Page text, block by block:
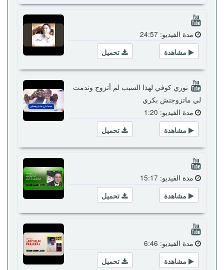
مدة الفيديو: 24:57
تحميل
مشاهدة
نوري كوفي لهذا السبب لم أتزوج وندمت
لي ماتزوجتش بكري
مدة الفيديو: 1:20
تحميل
مشاهدة
مدة الفيديو: 15:17
تحميل
مشاهدة
مدة الفيديو: 6:46
تحميل
مشاهدة